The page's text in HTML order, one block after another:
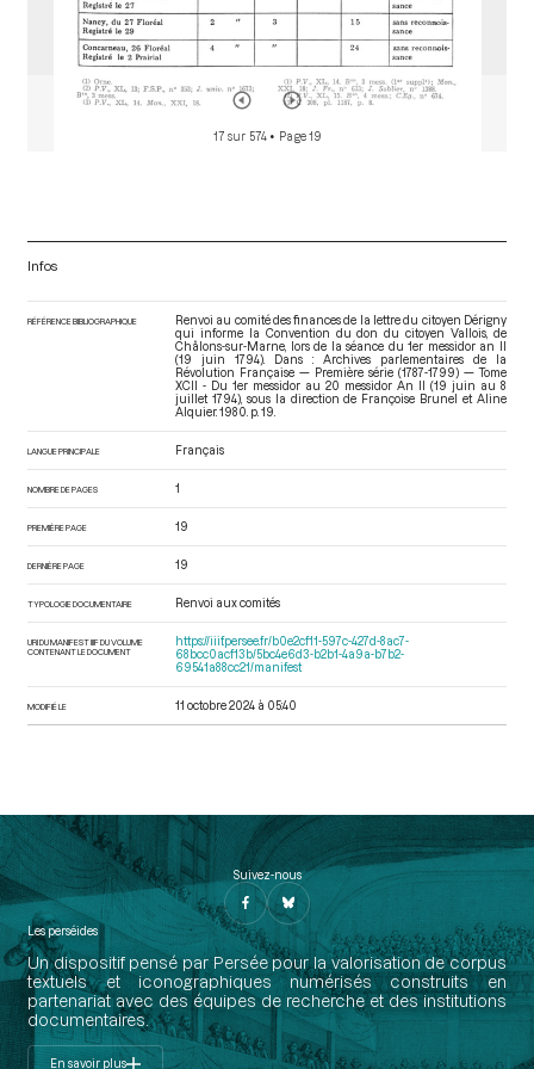
17 sur 574 • Page 19
Infos
RÉFÉRENCE BIBLIOGRAPHIQUE
Renvoi au comité des finances de la lettre du citoyen Dérigny
qui informe la Convention du don du citoyen Vallois, de
Châlons-sur-Marne, lors de la séance du 1er messidor an II
(19 juin 1794). Dans : Archives parlementaires de la
Révolution Française — Première série (1787-1799) — Tome
XCII - Du 1er messidor au 20 messidor An II (19 juin au 8
juillet 1794) , sous la direction de Françoise Brunel et Aline
Alquier. 1980. p. 19.
LANGUE PRINCIPALE Français
NOMBRE DE PAGES 1
PREMIÈRE PAGE 19
DERNIÈRE PAGE 19
TYPOLOGIE DOCUMENTAIRE Renvoi aux comités
URI DU MANIFEST IIIF DU VOLUME
CONTENANT LE DOCUMENT
https://iiif.persee.fr/b0e2cf11-597c-427d-8ac7-
68bcc0acf13b/5bc4e6d3-b2b1-4a9a-b7b2-
69541a88cc21/manifest
MODIFIÉ LE 11 octobre 2024 à 05:40
Suivez-nous
Les perséides
Un dispositif pensé par Persée pour la valorisation de corpus
textuels et iconographiques numérisés construits en
partenariat avec des équipes de recherche et des institutions
documentaires.
En savoir plus